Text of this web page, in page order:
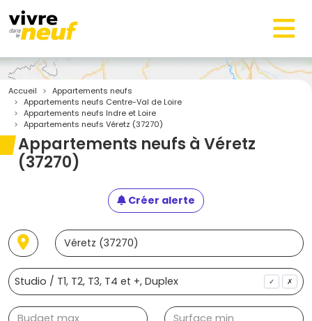
Accueil
Appartements neufs
Appartements neufs Centre-Val de Loire
Appartements neufs Indre et Loire
Appartements neufs Véretz (37270)
Appartements neufs à Véretz
(37270)
Créer alerte
✓ ✗